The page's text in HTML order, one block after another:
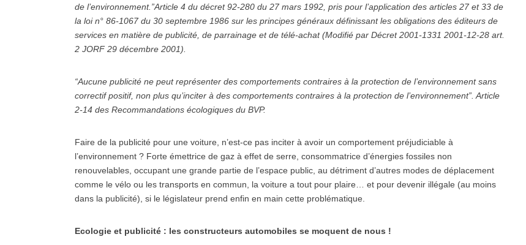
de l’environnement.”Article 4 du décret 92-280 du 27 mars 1992, pris pour l’application des articles 27 et 33 de
la loi n° 86-1067 du 30 septembre 1986 sur les principes généraux définissant les obligations des éditeurs de
services en matière de publicité, de parrainage et de télé-achat (Modifié par Décret 2001-1331 2001-12-28 art.
2 JORF 29 décembre 2001).
“Aucune publicité ne peut représenter des comportements contraires à la protection de l’environnement sans
correctif positif, non plus qu’inciter à des comportements contraires à la protection de l’environnement”. Article
2-14 des Recommandations écologiques du BVP.
Faire de la publicité pour une voiture, n’est-ce pas inciter à avoir un comportement préjudiciable à
l’environnement ? Forte émettrice de gaz à effet de serre, consommatrice d’énergies fossiles non
renouvelables, occupant une grande partie de l’espace public, au détriment d’autres modes de déplacement
comme le vélo ou les transports en commun, la voiture a tout pour plaire… et pour devenir illégale (au moins
dans la publicité), si le législateur prend enfin en main cette problématique.
Ecologie et publicité : les constructeurs automobiles se moquent de nous !